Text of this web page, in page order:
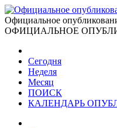
Официальное
ОФИЦИАЛЬНОЕ
Сегодня
Неделя
Месяц
ПОИСК
КАЛЕНДАРЬ